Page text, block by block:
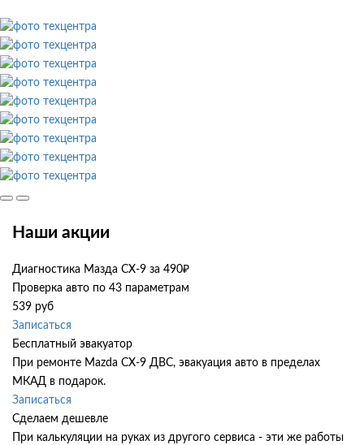
Наши акции
Диагностика Мазда СХ-9 за 490₽
Проверка авто по 43 параметрам
539 руб
Записаться
Бесплатный эвакуатор
При ремонте Mazda CX-9 ДВС, эвакуация авто в пределах
МКАД в подарок.
Записаться
Сделаем дешевле
При калькуляции на руках из другого сервиса - эти же работы